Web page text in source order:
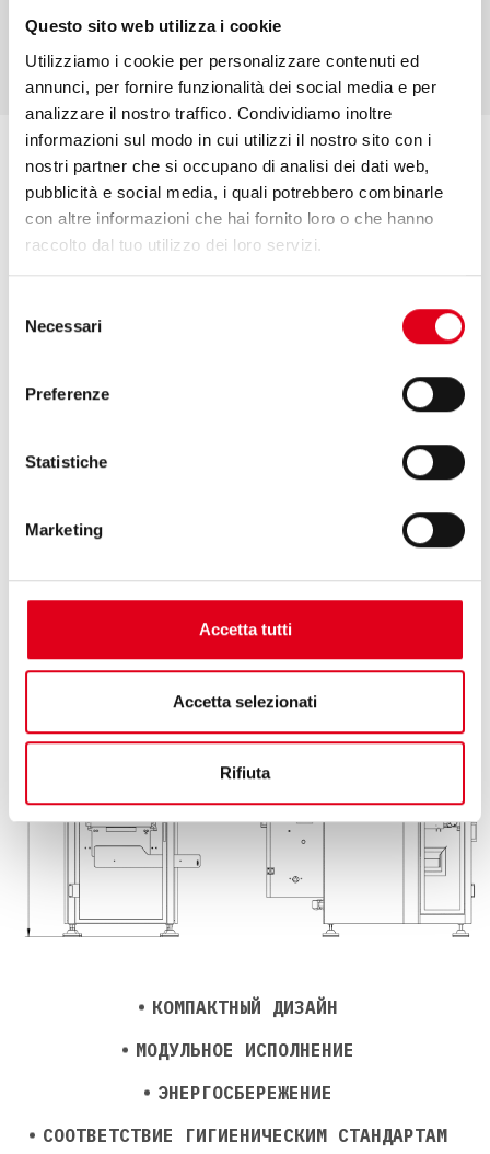
Questo sito web utilizza i cookie
Utilizziamo i cookie per personalizzare contenuti ed
annunci, per fornire funzionalità dei social media e per
analizzare il nostro traffico. Condividiamo inoltre
informazioni sul modo in cui utilizzi il nostro sito con i
nostri partner che si occupano di analisi dei dati web,
pubblicità e social media, i quali potrebbero combinarle
con altre informazioni che hai fornito loro o che hanno
raccolto dal tuo utilizzo dei loro servizi.
delNecessari
Preferenze
Statistiche
Marketing
Accetta tutti
Accetta selezionati
Rifiuta
КОМПАКТНЫЙ ДИЗАЙН
Компактные габариты оборудования, благодаря
размещать его на небольших производственных площадях.
Создайте собственную конфигурацию упаковочной машины,
для
дозирования сыпучих и жидких продуктов в один пакет.
КОМПАКТНЫЙ ДИЗАЙН
МОДУЛЬНОЕ ИСПОЛНЕНИЕ
ЭНЕРГОСБЕРЕЖЕНИЕ
СООТВЕТСТВИЕ ГИГИЕНИЧЕСКИМ СТАНДАРТАМ